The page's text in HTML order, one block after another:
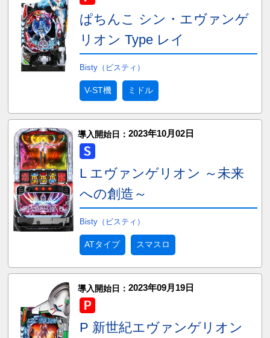
ぱちんこ シン・エヴァンゲ
リオン Type レイ
Bisty（ビスティ）
V-ST機 ミドル
導入開始日： 2023年10月02日
L エヴァンゲリオン ～未来
への創造～
Bisty（ビスティ）
ATタイプ スマスロ
導入開始日： 2023年09月19日
P 新世紀エヴァンゲリオン